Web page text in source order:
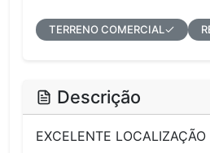
TERRENO COMERCIAL
Descrição
EXCELENTE LOCALIZAÇÃO